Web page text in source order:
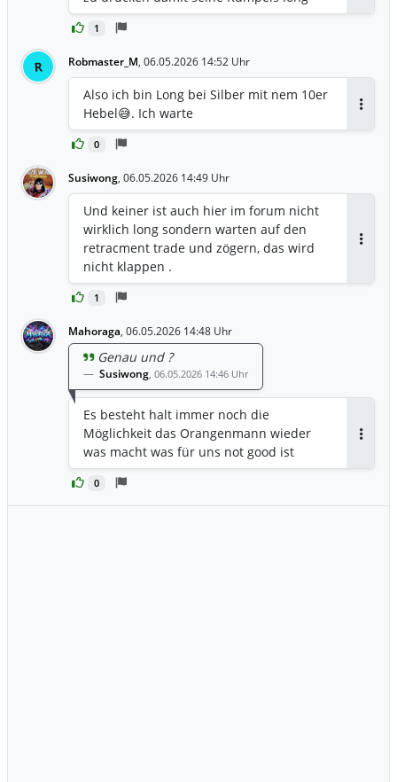
1
gehen können
R Robmaster_M, 06.05.2026 14:52 Uhr
0
Also ich bin Long bei Silber mit nem 10er
Hebel😅. Ich warte
Susiwong, 06.05.2026 14:49 Uhr
1
Und keiner ist auch hier im forum nicht
wirklich long sondern warten auf den
retracment trade und zögern, das wird
nicht klappen .
Mahoraga, 06.05.2026 14:48 Uhr
0
Genau und ?
Susiwong, 06.05.2026 14:46 Uhr
Es besteht halt immer noch die
Möglichkeit das Orangenmann wieder
was macht was für uns not good ist